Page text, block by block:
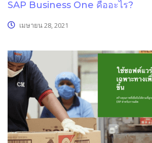
SAP Business One คืออะไร?
เมษายน 28, 2021